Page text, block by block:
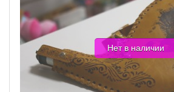
Нет в наличии